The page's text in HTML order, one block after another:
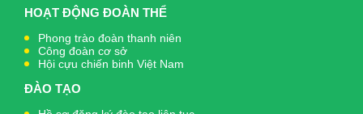
HOẠT ĐỘNG ĐOÀN THỂ
Phong trào đoàn thanh niên
Công đoàn cơ sở
Hội cựu chiến binh Việt Nam
ĐÀO TẠO